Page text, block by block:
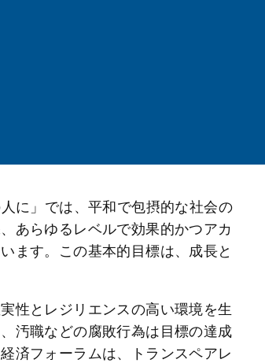
に」では、平和で包摂的な社会の
あらゆるレベルで効果的かつアカ
ます。この基本的目標は、成長と
性とレジリエンスの高い環境を生
汚職などの腐敗行為は目標の達成
済フォーラムは、トランスペアレ